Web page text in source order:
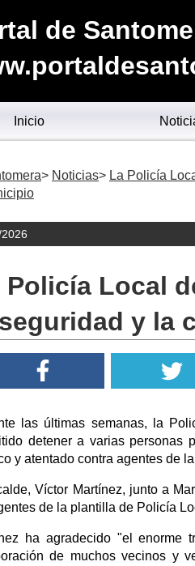
de
Inicio
Noticias
La Policía
Policía Local
y la
las últimas semanas, la
detener a varias personas
y atentado contra agentes de
Víctor Martínez, junto a
de la plantilla de Policía
ha agradecido "el enorme
de muchos vecinos y